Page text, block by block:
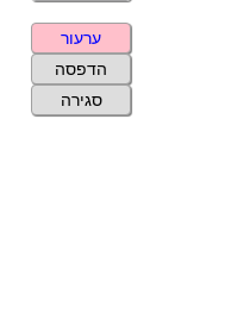
ערעור
הדפסה
סגירה